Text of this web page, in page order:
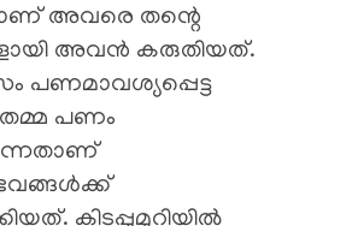
അവരെ തന്റെ
അവൻ കരുതിയത്.
പണമാവശ്യപ്പെട്ട
പണം
കിടപ്പുമുറിയിൽ